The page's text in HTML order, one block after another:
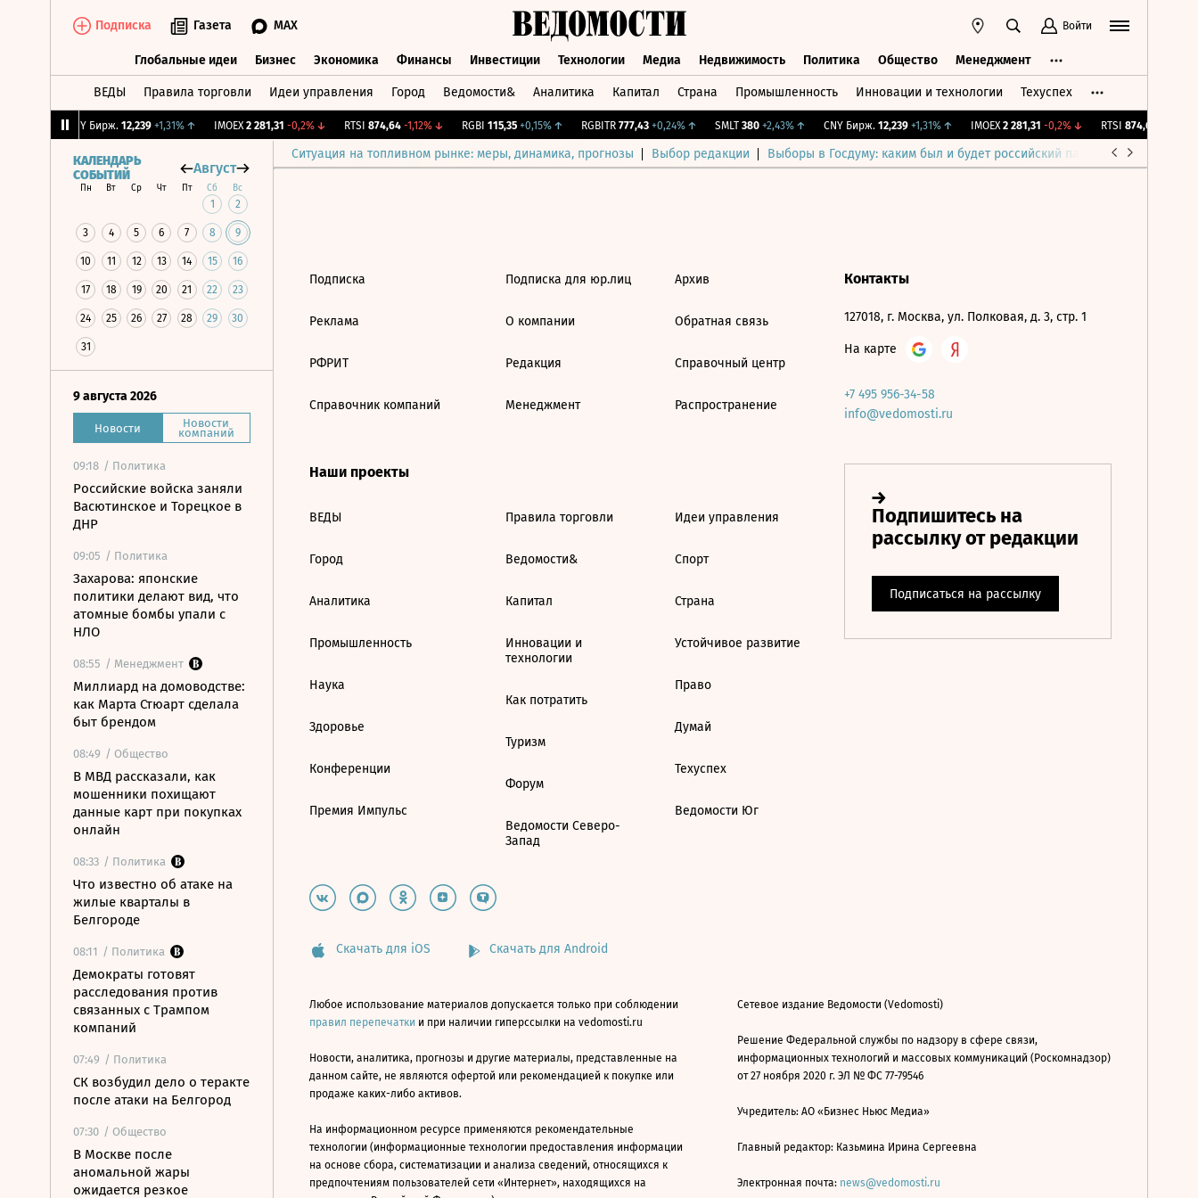
Подписка Газета MAX Войти
Глобальные идеи Бизнес Экономика Финансы Инвестиции Технологии Медиа Недвижимость Политика Общество Менеджмент
ВЕДЫ Правила торговли Идеи управления Город Ведомости& Аналитика Капитал Страна Промышленность Инновации и технологии Техуспех
CNY Бирж. 12,239 +1,31%↑ IMOEX 2 281,31 -0,2%↓ RTSI 874,64 -1,12%↓ RGBI 115,35 +0,15%↑ RGBITR 777,43 +0,24%↑ SMLT 380 +2,43%↑ CNY Бирж. 12,239 +1,31%↑ IMOEX 2 281,31 -0,2%↓ RTSI 874,64
Ситуация на топливном рынке: меры, динамика, прогнозы Выбор редакции Выборы в Госдуму: каким был и будет российский парламент
КАЛЕНДАРЬ
СОБЫТИЙ
Август
Пн Вт Ср Чт Пт Сб Вс
1 2
3 4 5 6 7 8 9
10 11 12 13 14 15 16
17 18 19 20 21 22 23
24 25 26 27 28 29 30
31
9 августа 2026
Новости Новости
компаний
09:18 / Политика
Российские войска заняли
Васютинское и Торецкое в
ДНР
09:05 / Политика
Захарова: японские
политики делают вид, что
атомные бомбы упали с
НЛО
08:55 / Менеджмент
Миллиард на домоводстве:
как Марта Стюарт сделала
быт брендом
08:49 / Общество
В МВД рассказали, как
мошенники похищают
данные карт при покупках
онлайн
08:33 / Политика
Что известно об атаке на
жилые кварталы в
Белгороде
08:11 / Политика
Демократы готовят
расследования против
связанных с Трампом
компаний
07:49 / Политика
СК возбудил дело о теракте
после атаки на Белгород
07:30 / Общество
В Москве после
аномальной жары
ожидается резкое
Подписка
Реклама
РФРИТ
Справочник компаний
Подписка для юр.лиц
О компании
Редакция
Менеджмент
Архив
Обратная связь
Справочный центр
Распространение
Наши проекты
ВЕДЫ
Город
Аналитика
Промышленность
Наука
Здоровье
Конференции
Премия Импульс
Правила торговли
Ведомости&
Капитал
Инновации и
технологии
Как потратить
Туризм
Форум
Ведомости Северо-
Запад
Идеи управления
Спорт
Страна
Устойчивое развитие
Право
Думай
Техуспех
Ведомости Юг
Контакты
127018, г. Москва, ул. Полковая, д. 3, стр. 1
На карте
+7 495 956-34-58
info@vedomosti.ru
Скачать для iOS Скачать для Android
Любое использование материалов допускается только при соблюдении
правил перепечатки и при наличии гиперссылки на vedomosti.ru
Новости, аналитика, прогнозы и другие материалы, представленные на
данном сайте, не являются офертой или рекомендацией к покупке или
продаже каких-либо активов.
На информационном ресурсе применяются рекомендательные
технологии (информационные технологии предоставления информации
на основе сбора, систематизации и анализа сведений, относящихся к
предпочтениям пользователей сети «Интернет», находящихся на
Сетевое издание Ведомости (Vedomosti)
Решение Федеральной службы по надзору в сфере связи,
информационных технологий и массовых коммуникаций (Роскомнадзор)
от 27 ноября 2020 г. ЭЛ № ФС 77-79546
Учредитель: АО «Бизнес Ньюс Медиа»
Главный редактор: Казьмина Ирина Сергеевна
Электронная почта: news@vedomosti.ru